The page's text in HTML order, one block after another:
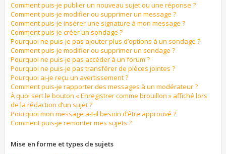
Comment puis-je publier un nouveau sujet ou une réponse ?
Comment puis-je modifier ou supprimer un message ?
Comment puis-je insérer une signature à mon message ?
Comment puis-je créer un sondage ?
Pourquoi ne puis-je pas ajouter plus d’options à un sondage ?
Comment puis-je modifier ou supprimer un sondage ?
Pourquoi ne puis-je pas accéder à un forum ?
Pourquoi ne puis-je pas transférer de pièces jointes ?
Pourquoi ai-je reçu un avertissement ?
Comment puis-je rapporter des messages à un modérateur ?
À quoi sert le bouton « Enregistrer comme brouillon » affiché lors
de la rédaction d’un sujet ?
Pourquoi mon message a-t-il besoin d’être approuvé ?
Comment puis-je remonter mes sujets ?
Mise en forme et types de sujets